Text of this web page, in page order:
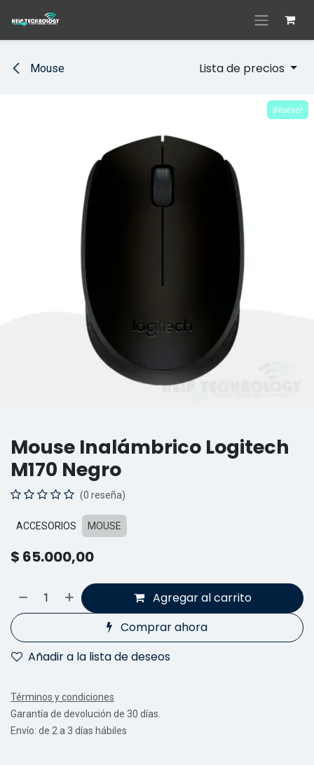
Mouse Lista de precios
¡Nuevo!
Mouse Inalámbrico Logitech
M170 Negro
(0 reseña)
ACCESORIOS MOUSE
$ 65.000,00
Agregar al carrito
Comprar ahora
Añadir a la lista de deseos
Términos y condiciones
Garantía de devolución de 30 días.
Envío: de 2 a 3 días hábiles